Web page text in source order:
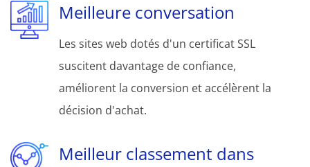
Meilleure conversation
Les sites web dotés d'un certificat SSL
suscitent davantage de confiance,
améliorent la conversion et accélèrent la
décision d'achat.
Meilleur classement dans